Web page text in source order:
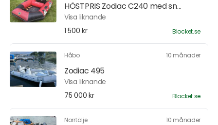
HÖSTPRIS Zodiac C240 med sn...
Visa liknande
1 500 kr
Blocket.se
Håbo 10 månader
Zodiac 495
Visa liknande
75 000 kr
Blocket.se
Norrtälje 10 månader